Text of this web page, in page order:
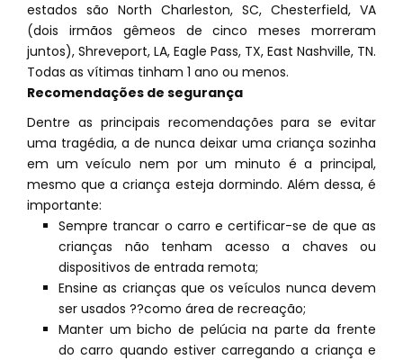
estados são North Charleston, SC, Chesterfield, VA
(dois irmãos gêmeos de cinco meses morreram
juntos), Shreveport, LA, Eagle Pass, TX, East Nashville, TN.
Todas as vítimas tinham 1 ano ou menos.
Recomendações de segurança
Dentre as principais recomendações para se evitar
uma tragédia, a de nunca deixar uma criança sozinha
em um veículo nem por um minuto é a principal,
mesmo que a criança esteja dormindo. Além dessa, é
importante:
Sempre trancar o carro e certificar-se de que as
crianças não tenham acesso a chaves ou
dispositivos de entrada remota;
Ensine as crianças que os veículos nunca devem
ser usados ??como área de recreação;
Manter um bicho de pelúcia na parte da frente
do carro quando estiver carregando a criança e